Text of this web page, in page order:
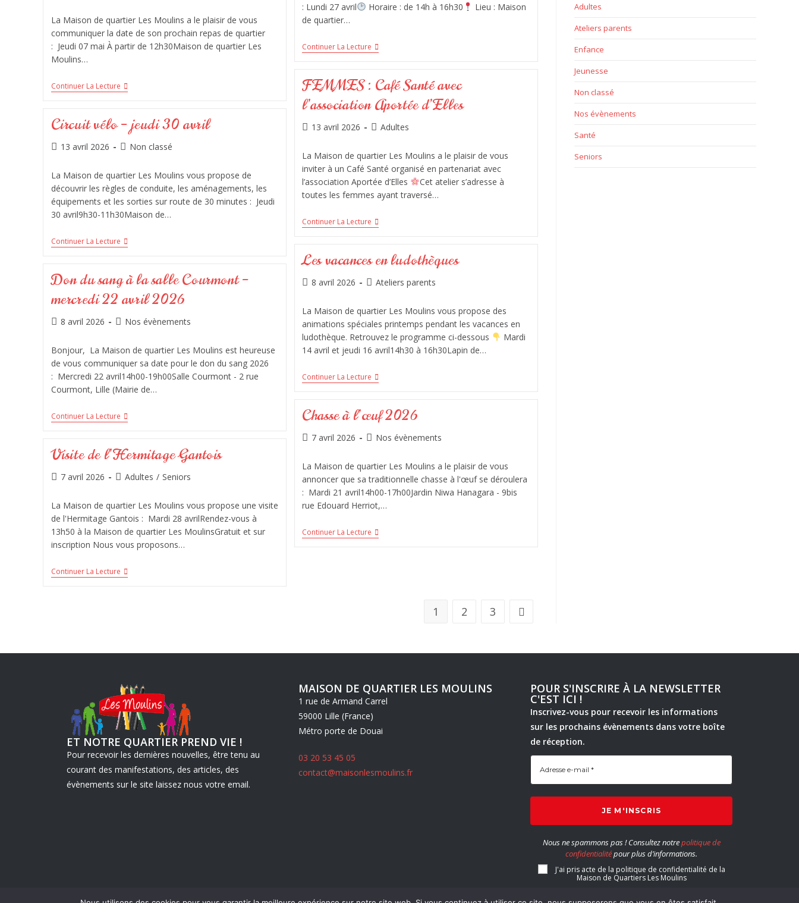
: Lundi 27 avril
Horaire : de 14h à 16h30
Lieu : Maison
de quartier…
Continuer La Lecture
La Maison de quartier Les Moulins a le plaisir de vous
communiquer la date de son prochain repas de quartier
: Jeudi 07 mai À partir de 12h30Maison de quartier Les
Moulins…
Continuer La Lecture
FEMMES : Café Santé avec
l’association Aportée d’Elles
13 avril 2026 Adultes
La Maison de quartier Les Moulins a le plaisir de vous
inviter à un Café Santé organisé en partenariat avec
l’association Aportée d’Elles
Cet atelier s’adresse à
toutes les femmes ayant traversé…
Continuer La Lecture
Circuit vélo – jeudi 30 avril
13 avril 2026 Non classé
La Maison de quartier Les Moulins vous propose de
découvrir les règles de conduite, les aménagements, les
équipements et les sorties sur route de 30 minutes : Jeudi
30 avril9h30-11h30Maison de…
Continuer La Lecture
Les vacances en ludothèques
8 avril 2026 Ateliers parents
La Maison de quartier Les Moulins vous propose des
animations spéciales printemps pendant les vacances en
ludothèque. Retrouvez le programme ci-dessous
Mardi
14 avril et jeudi 16 avril14h30 à 16h30Lapin de…
Continuer La Lecture
Don du sang à la salle Courmont –
mercredi 22 avril 2026
8 avril 2026 Nos évènements
Bonjour, La Maison de quartier Les Moulins est heureuse
de vous communiquer sa date pour le don du sang 2026
: Mercredi 22 avril14h00-19h00Salle Courmont - 2 rue
Courmont, Lille (Mairie de…
Continuer La Lecture Chasse à l’œuf 2026
7 avril 2026 Nos évènements
La Maison de quartier Les Moulins a le plaisir de vous
annoncer que sa traditionnelle chasse à l'œuf se déroulera
: Mardi 21 avril14h00-17h00Jardin Niwa Hanagara - 9bis
rue Edouard Herriot,…
Continuer La Lecture
Visite de l’Hermitage Gantois
7 avril 2026 Adultes / Seniors
La Maison de quartier Les Moulins vous propose une visite
de l'Hermitage Gantois : Mardi 28 avrilRendez-vous à
13h50 à la Maison de quartier Les MoulinsGratuit et sur
inscription Nous vous proposons…
Continuer La Lecture
1 2 3
Adultes
Ateliers parents
Enfance
Jeunesse
Non classé
Nos évènements
Santé
Seniors
ET NOTRE QUARTIER PREND VIE !
Pour recevoir les dernières nouvelles, être tenu au
courant des manifestations, des articles, des
évènements sur le site laissez nous votre email.
MAISON DE QUARTIER LES MOULINS
1 rue de Armand Carrel
59000 Lille (France)
Métro porte de Douai
03 20 53 45 05
contact@maisonlesmoulins.fr
POUR S'INSCRIRE À LA NEWSLETTER
C'EST ICI !
Inscrivez-vous pour recevoir les informations
sur les prochains évènements dans votre boîte
de réception.
Nous ne spammons pas ! Consultez notrepolitique de
confidentialitépour plus d’informations.
J'ai pris acte de la politique de confidentialité de la
Maison de Quartiers Les Moulins